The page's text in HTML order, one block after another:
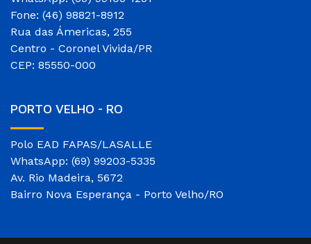
Fone: (46) 98821-8912
Rua das Ámericas, 255
Centro - Coronel Vivida/PR
CEP: 85550-000
PORTO VELHO - RO
Polo EAD FAPAS/LASALLE
WhatsApp: (69) 99203-5335
Av. Rio Madeira, 5672
Bairro Nova Esperança - Porto Velho/RO